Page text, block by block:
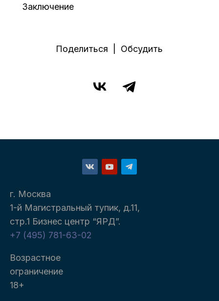
Заключение
Поделиться | Обсудить
г. Москва
1-й Магистральный тупик, д.11,
стр.1 Бизнес центр “ЯРД”.
+7 (495) 781-63-02
Возрастное
ограничение
18+